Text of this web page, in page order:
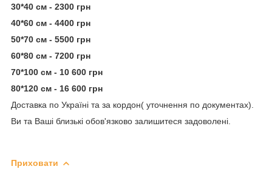
30*40 см - 2300 грн
40*60 см - 4400 грн
50*70 см - 5500 грн
60*80 см - 7200 грн
70*100 см - 10 600 грн
80*120 см - 16 600 грн
Доставка по Україні та за кордон( уточнення по документах).
Ви та Ваші близькі обов'язково залишитеся задоволені.
Приховати